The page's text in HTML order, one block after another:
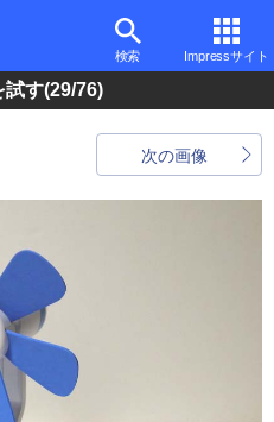
検索 Impressサイト
試す(29/76)
次の画像